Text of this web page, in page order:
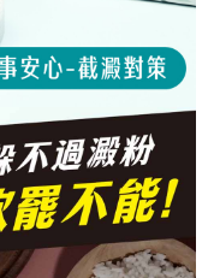
號之用戶狀況，依本公司即
形，本公司將視審查結果
若發現惡意使用之情形，
度並採取法律行動。